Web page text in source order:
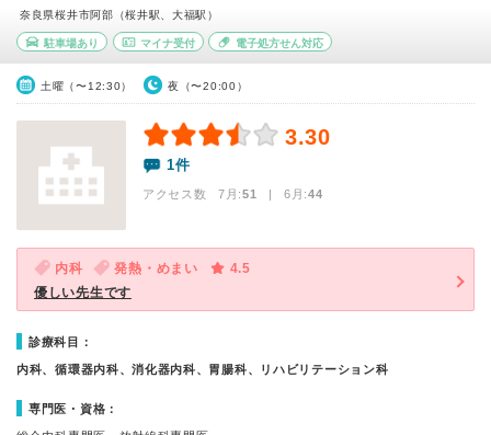
奈良県桜井市阿部（桜井駅、大福駅）
駐車場あり マイナ受付 電子処方せん対応
土曜（〜12:30） 夜（〜20:00）
3.30
1件
アクセス数 7月:51 | 6月:44
内科 発熱・めまい
4.5
優しい先生です
診療科目：
内科、循環器内科、消化器内科、胃腸科、リハビリテーション科
専門医・資格：